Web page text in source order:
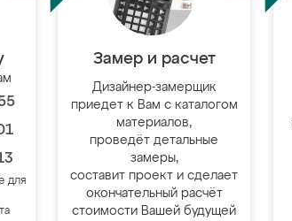
для
Замер и расчет
Дизайнер-замерщик
приедет к Вам с каталогом
материалов,
проведёт детальные
замеры,
составит проект и сделает
окончательный расчёт
стоимости Вашей будущей